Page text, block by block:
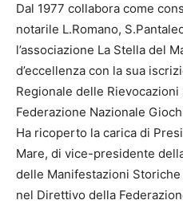
Dal 1977 collabora come
notarile L.Romano,
l’associazione La Stella del
d’eccellenza con la sua
Regionale delle
Federazione Nazionale
Ha ricoperto la carica di
Mare, di vice-presidente
delle Manifestazioni
nel Direttivo della